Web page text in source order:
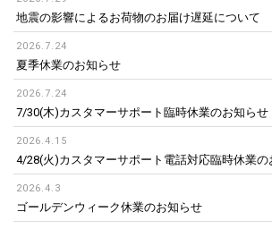
地震の影響によるお荷物のお届け遅延について
2026.7.24
夏季休業のお知らせ
2026.7.24
7/30(木)カスタマーサポート臨時休業のお知らせ
2026.4.15
4/28(火)カスタマーサポート電話対応臨時休業の
2026.4.3
ゴールデンウィーク休業のお知らせ